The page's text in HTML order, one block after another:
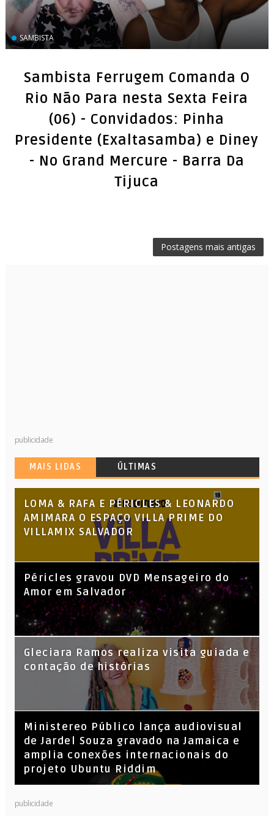
SAMBISTA
Sambista Ferrugem Comanda O
Rio Não Para nesta Sexta Feira
(06) - Convidados: Pinha
Presidente (Exaltasamba) e Diney
- No Grand Mercure - Barra Da
Tijuca
Postagens mais antigas
publicidade
MAIS LIDAS ÚLTIMAS
LOMA & RAFA E PÉRICLES & LEONARDO
AMIMARA O ESPAÇO VILLA PRIME DO
VILLAMIX SALVADOR
Péricles gravou DVD Mensageiro do
Amor em Salvador
KL Jay (Racionais MC’s), DJ Raíz e DJ
Leandro Vitrola na BIGSHAKE 14
Gleciara Ramos realiza visita guiada e
contação de histórias
​Ministereo Público lança audiovisual
de Jardel Souza gravado na Jamaica e
amplia conexões internacionais do
projeto Ubuntu Riddim
publicidade